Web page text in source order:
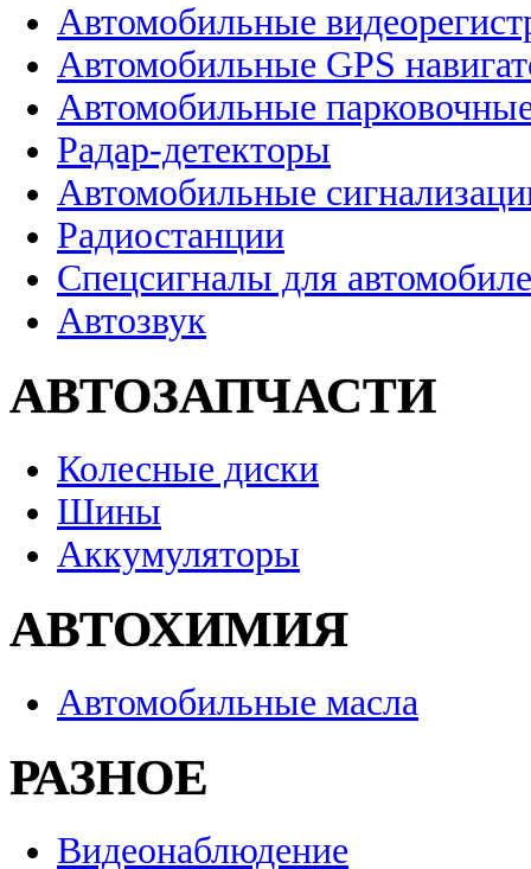
Автомобильные
Автомобильные GPS
Автомобильные
Радар-детекторы
Автомобильные
Радиостанции
Спецсигналы для
Автозвук
АВТОЗАПЧАСТИ
Колесные диски
Шины
Аккумуляторы
АВТОХИМИЯ
Автомобильные масла
РАЗНОЕ
Видеонаблюдение